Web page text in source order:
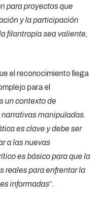
para proyectos que
y la participación
filantropía sea valiente,
el reconocimiento llega
para el
un contexto de
manipuladas.
es clave y debe ser
a las nuevas
es básico para que la
reales para enfrentar la
informadas”.